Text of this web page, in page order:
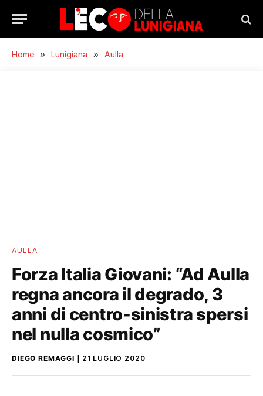
Home » Lunigiana » Aulla
AULLA
Forza Italia Giovani: “Ad Aulla
regna ancora il degrado, 3
anni di centro-sinistra spersi
nel nulla cosmico”
DIEGO REMAGGI 21 LUGLIO 2020